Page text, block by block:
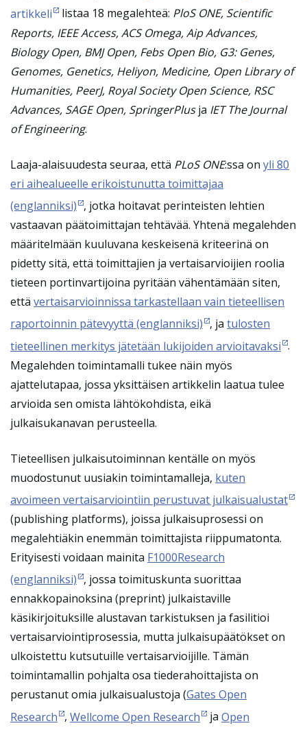
artikkeli
listaa 18 megalehteä: PloS ONE, Scientific
Reports, IEEE Access, ACS Omega, Aip Advances,
Biology Open, BMJ Open, Febs Open Bio, G3: Genes,
Genomes, Genetics, Heliyon, Medicine, Open Library of
Humanities, PeerJ, Royal Society Open Science, RSC
Advances, SAGE Open, SpringerPlusja IET The Journal
of Engineering.
Laaja-alaisuudesta seuraa, että PLoS ONE:ssa on yli 80
eri aihealueelle erikoistunutta toimittajaa
(englanniksi) , jotka hoitavat perinteisten lehtien
vastaavan päätoimittajan tehtävää. Yhtenä megalehden
määritelmään kuuluvana keskeisenä kriteerinä on
pidetty sitä, että toimittajien ja vertaisarvioijien roolia
tieteen portinvartijoina pyritään vähentämään siten,
että vertaisarvioinnissa tarkastellaan vain tieteellisen
raportoinnin pätevyyttä (englanniksi) , ja tulosten
tieteellinen merkitys jätetään lukijoiden arvioitavaksi .
Megalehden toimintamalli tukee näin myös
ajattelutapaa, jossa yksittäisen artikkelin laatua tulee
arvioida sen omista lähtökohdista, eikä
julkaisukanavan perusteella.
Tieteellisen julkaisutoiminnan kentälle on myös
muodostunut uusiakin toimintamalleja, kuten
avoimeen vertaisarviointiin perustuvat julkaisualustat
(publishing platforms), joissa julkaisuprosessi on
megalehtiäkin enemmän toimittajista riippumatonta.
Erityisesti voidaan mainita F1000Research
(englanniksi) , jossa toimituskunta suorittaa
ennakkopainoksina (preprint) julkaistaville
käsikirjoituksille alustavan tarkistuksen ja fasilitioi
vertaisarviointiprosessia, mutta julkaisupäätökset on
ulkoistettu kutsutuille vertaisarvioijille. Tämän
toimintamallin pohjalta osa tiederahoittajista on
perustanut omia julkaisualustoja (Gates Open
Research , Wellcome Open Research ja Open